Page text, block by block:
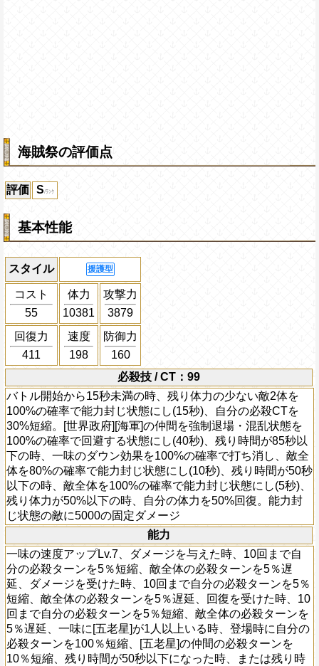
海賊祭の評価点
評価 S
基本性能
スタイル 援護型
コスト
55
体力
10381
攻撃力
3879
回復力
411
速度
198
防御力
160
必殺技 / CT：99
バトル開始から15秒未満の時、残り体力の少ない敵2体を
100%の確率で能力封じ状態にし(15秒)、自分の必殺CTを
30%短縮。[世界政府][海軍]の仲間を強制退場・混乱状態を
100%の確率で回避する状態にし(40秒)、残り時間が85秒以
下の時、一味のダウン効果を100%の確率で打ち消し、敵全
体を80%の確率で能力封じ状態にし(10秒)、残り時間が50秒
以下の時、敵全体を100%の確率で能力封じ状態にし(5秒)、
残り体力が50%以下の時、自分の体力を50%回復。能力封
じ状態の敵に5000の固定ダメージ
能力
一味の速度アップLv.7、ダメージを与えた時、10回まで自
分の必殺ターンを5％短縮、敵全体の必殺ターンを5％遅
延、ダメージを受けた時、10回まで自分の必殺ターンを5％
短縮、敵全体の必殺ターンを5％遅延、回復を受けた時、10
回まで自分の必殺ターンを5％短縮、敵全体の必殺ターンを
5％遅延、一味に[五老星]が1人以上いる時、登場時に自分の
必殺ターンを100％短縮、[五老星]の仲間の必殺ターンを
10％短縮、残り時間が50秒以下になった時、または残り時